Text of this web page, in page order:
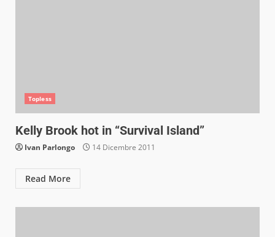
Topless
Kelly Brook hot in “Survival Island”
Ivan Parlongo 14 Dicembre 2011
Read More